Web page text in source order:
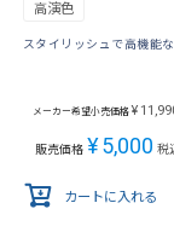
高演色
スタイリッシュで高機能
メーカー希望小売価格 ¥
販売価格 ¥5,000 税
カートに入れる